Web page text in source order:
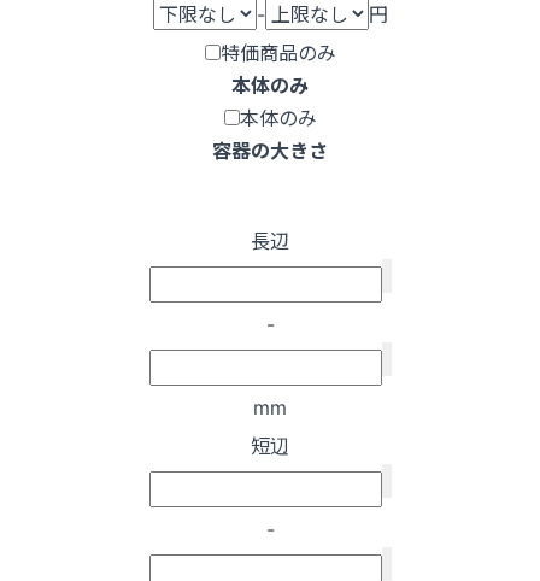
-
円
特価商品のみ
本体のみ
本体のみ
容器の大きさ
長辺
-
mm
短辺
-